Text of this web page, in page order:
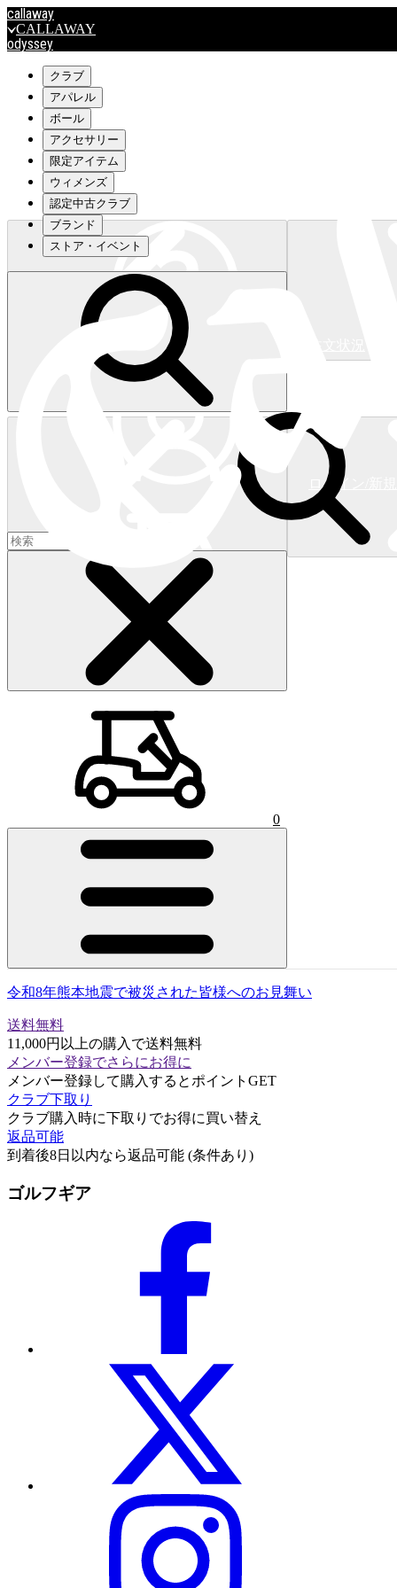
callaway
CALLAWAY
odyssey
travismathew
outlet
OUTLET
キャロウェイアパレルはこちら>>>
キャロウェイアパレルはこちら>>>
ログイン/新
ショッピングカート 0)
クラブ
アパレル
ボール
アクセサリー
限定アイテム
ウィメンズ
認定中古クラブ
ブランド
ストア・イベント
0
令和8年熊本地震で被災された皆様へのお見舞い
送料無料
11,000円以上の購入で送料無料
メンバー登録でさらにお得に
メンバー登録して購入するとポイントGET
クラブ下取り
クラブ購入時に下取りでお得に買い替え
返品可能
到着後8日以内なら返品可能 (条件あり)
ゴルフギア